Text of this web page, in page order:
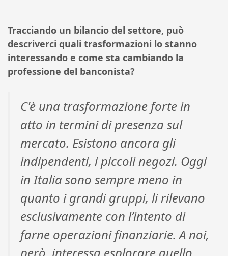
Tracciando un bilancio del settore, può
descriverci quali trasformazioni lo stanno
interessando e come sta cambiando la
professione del banconista?
C'è una trasformazione forte in
atto in termini di presenza sul
mercato. Esistono ancora gli
indipendenti, i piccoli negozi. Oggi
in Italia sono sempre meno in
quanto i grandi gruppi, li rilevano
esclusivamente con l’intento di
farne operazioni finanziarie. A noi,